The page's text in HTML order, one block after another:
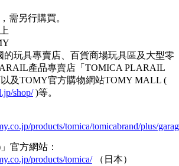
需另行購買。
的玩具專賣店、百貨商場玩具區及大型零
產品專賣店「TOMICA PLARAIL
及TOMY官方購物網站TOMY MALL (
shop/)等。
products/tomica/tomicabrand/plus/
官方網站：
products/tomica/（日本）